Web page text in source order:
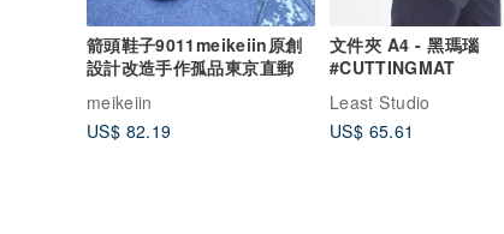
箭頭鞋子9011meikeiin原創
設計改造手作孤品東京直郵
meikeiin
US$ 82.19
文件夾 A4 - 黑瑪瑙
#CUTTINGMAT
Least Studio
US$ 65.61